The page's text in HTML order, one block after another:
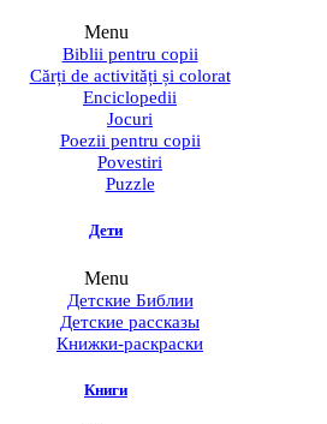
Menu
Biblii pentru copii
Cărți de activități și colorat
Enciclopedii
Jocuri
Poezii pentru copii
Povestiri
Puzzle
Дети
Menu
Детские Библии
Детские рассказы
Книжки-раскраски
Книги